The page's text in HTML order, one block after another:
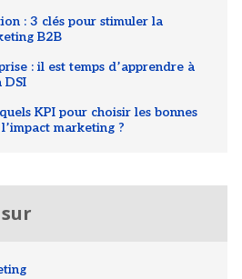
: 3 clés pour stimuler la
B2B
: il est temps d’apprendre à
DSI
KPI pour choisir les bonnes
marketing ?